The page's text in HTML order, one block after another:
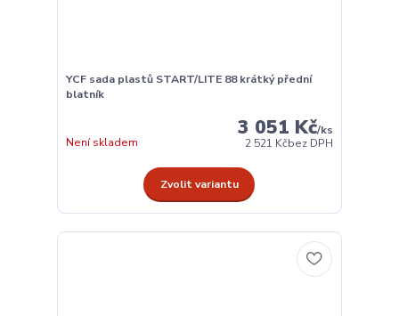
YCF sada plastů START/LITE 88 krátký přední
blatník
3 051 Kč/ks
2 521 Kčbez DPH
Není skladem
Zvolit variantu